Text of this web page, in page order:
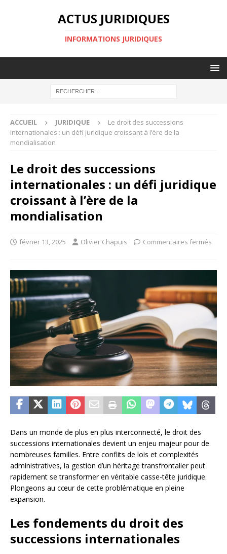
ACTUS JURIDIQUES
INFORMATIONS JURIDIQUES
ACCUEIL JURIDIQUE
Le droit des successions
internationales : un défi juridique croissant à l’ère de la
mondialisation
Le droit des successions
internationales : un défi juridique
croissant à l’ère de la
mondialisation
février 13, 2025 Olivier Chapuis Commentaires fermés
Dans un monde de plus en plus interconnecté, le droit des
successions internationales devient un enjeu majeur pour de
nombreuses familles. Entre conflits de lois et complexités
administratives, la gestion d’un héritage transfrontalier peut
rapidement se transformer en véritable casse-tête juridique.
Plongeons au cœur de cette problématique en pleine
expansion.
Les fondements du droit des
successions internationales